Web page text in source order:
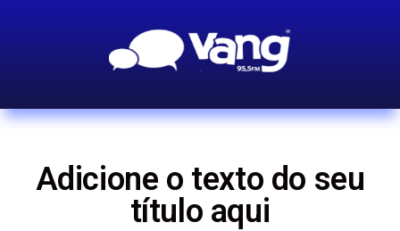
Adicione o texto do seu
título aqui